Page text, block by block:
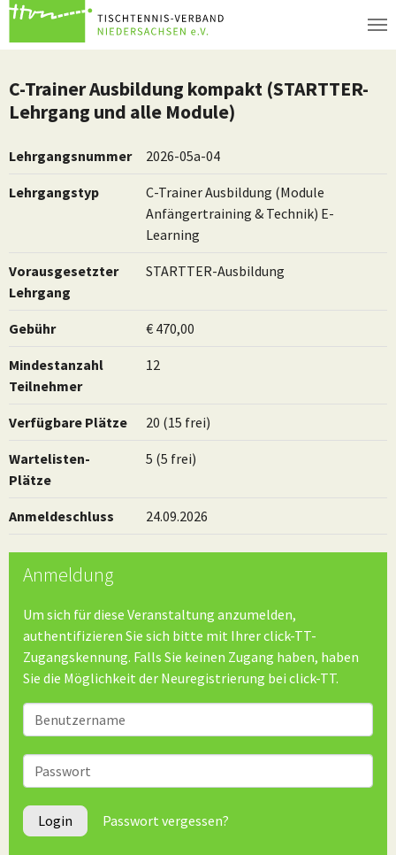
Zum Hauptinhalt springen
C-Trainer Ausbildung kompakt (STARTTER-
Lehrgang und alle Module)
Lehrgangsnummer 2026-05a-04
Lehrgangstyp
C-Trainer Ausbildung (Module
Anfängertraining & Technik) E-
Learning
Vorausgesetzter
Lehrgang
STARTTER-Ausbildung
Gebühr € 470,00
Mindestanzahl
Teilnehmer
12
Verfügbare Plätze 20 (15 frei)
Wartelisten-
Plätze
5 (5 frei)
Anmeldeschluss 24.09.2026
Anmeldung
Um sich für diese Veranstaltung anzumelden,
authentifizieren Sie sich bitte mit Ihrer click-TT-
Zugangskennung. Falls Sie keinen Zugang haben, haben
Sie die Möglichkeit der Neuregistrierung bei click-TT.
Benutzer
Passwort
Login Passwort vergessen?